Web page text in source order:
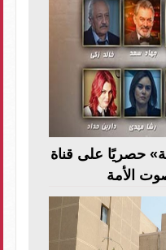
حصريًا على قناة